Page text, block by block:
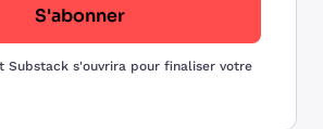
S'abonner
Substack s'ouvrira pour finaliser votre